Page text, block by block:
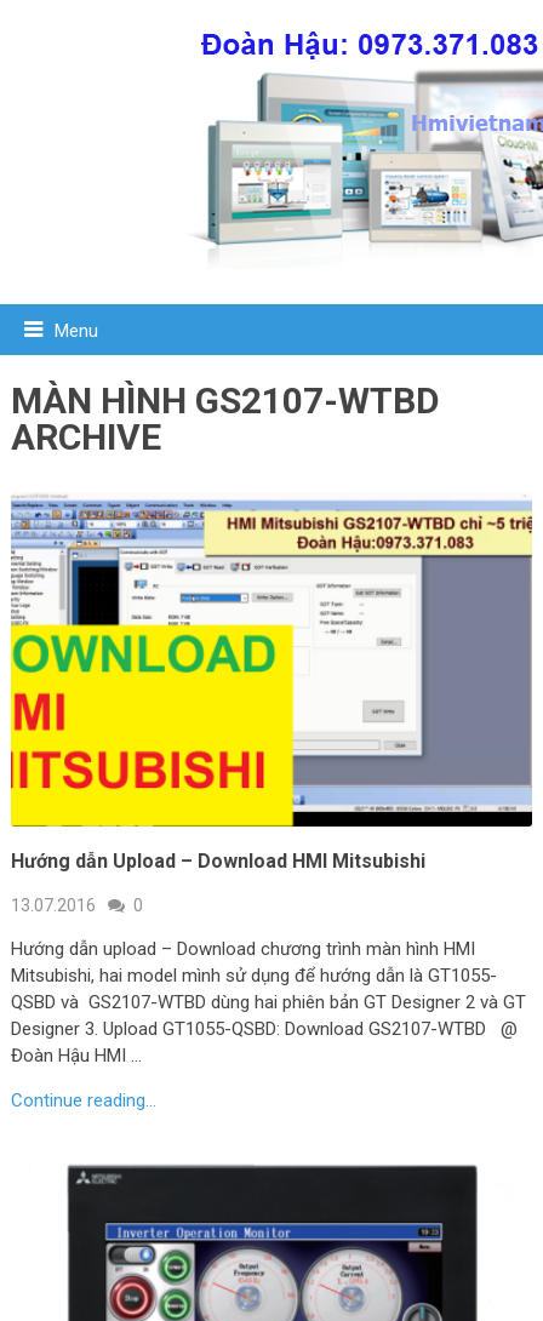
Menu
MÀN HÌNH GS2107-WTBD
ARCHIVE
Hướng dẫn Upload – Download HMI Mitsubishi
13.07.2016 0
Hướng dẫn upload – Download chương trình màn hình HMI
Mitsubishi, hai model mình sử dụng để hướng dẫn là GT1055-
QSBD và GS2107-WTBD dùng hai phiên bản GT Designer 2 và GT
Designer 3. Upload GT1055-QSBD: Download GS2107-WTBD @
Đoàn Hậu HMI …
Continue reading...